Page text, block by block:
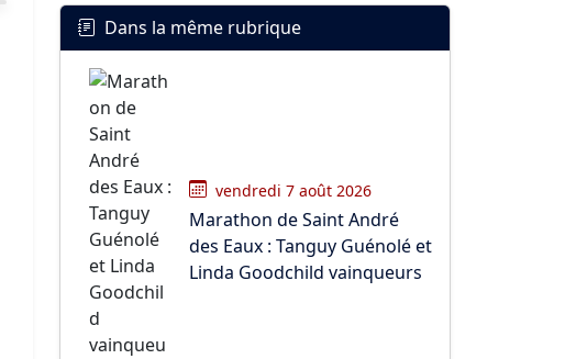
Dans la même rubrique
vendredi 7 août 2026
Marathon de Saint André
des Eaux : Tanguy Guénolé et
Linda Goodchild vainqueurs